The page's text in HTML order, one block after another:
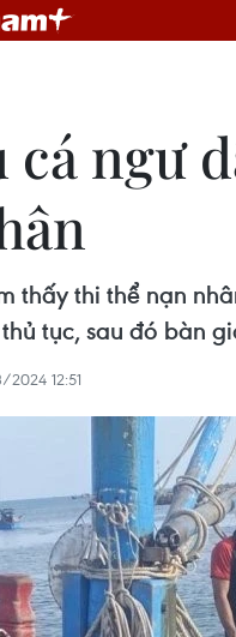
cá ngư
thấy thi thể nạn
tục, sau đó bàn
2024 12:51